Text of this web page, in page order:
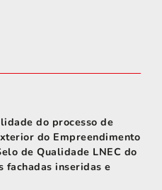
do processo de
do Empreendimento
de Qualidade LNEC do
fachadas inseridas e